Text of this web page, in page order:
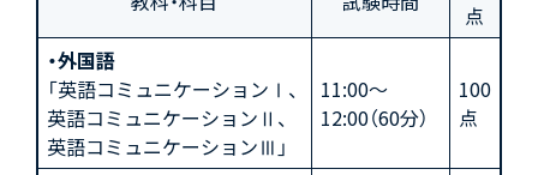
点
・外国語
「英語コミュニケーションⅠ、
英語コミュニケーションⅡ、
英語コミュニケーションⅢ」
11:00～
12:00（60分）
100
点